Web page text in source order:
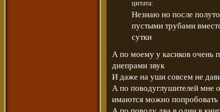
цитата:
Незнаю но после
пустыми трубами
сутки
А по моему у касиков очень
днепрами звук
И даже на уши совсем не
А по поводуглушителей мне
имаются можно попробовать